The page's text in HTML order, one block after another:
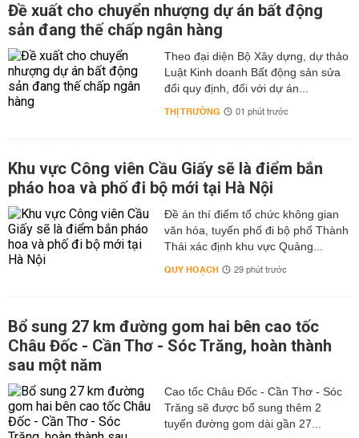
Đề xuất cho chuyển nhượng dự án bất động
sản đang thế chấp ngân hàng
Theo đại diện Bộ Xây dựng, dự thảo
Luật Kinh doanh Bất động sản sửa
đổi quy định, đối với dự án...
THỊ TRƯỜNG 01 phút trước
Khu vực Công viên Cầu Giấy sẽ là điểm bắn
pháo hoa và phố đi bộ mới tại Hà Nội
Đề án thí điểm tổ chức không gian
văn hóa, tuyến phố đi bộ phố Thành
Thái xác định khu vực Quảng...
QUY HOẠCH 29 phút trước
Bổ sung 27 km đường gom hai bên cao tốc
Châu Đốc - Cần Thơ - Sóc Trăng, hoàn thành
sau một năm
Cao tốc Châu Đốc - Cần Thơ - Sóc
Trăng sẽ được bổ sung thêm 2
tuyến đường gom dài gần 27...